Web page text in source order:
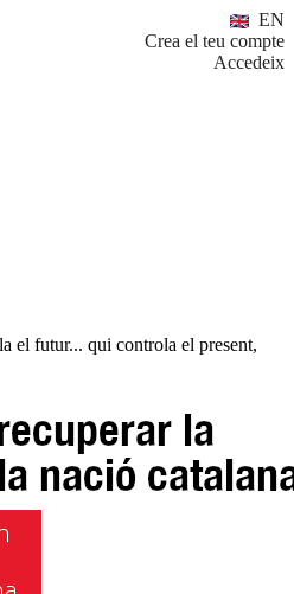
EN
Crea el teu compte
Accedeix
el futur... qui controla el present,